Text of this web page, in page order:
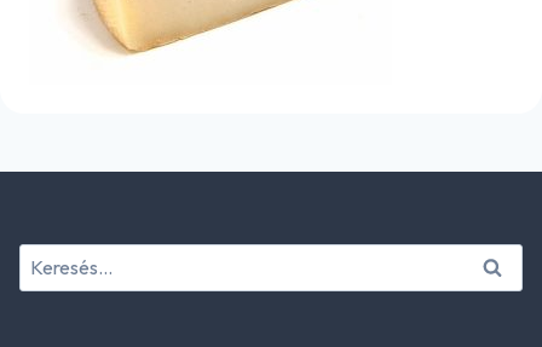
Keresés: